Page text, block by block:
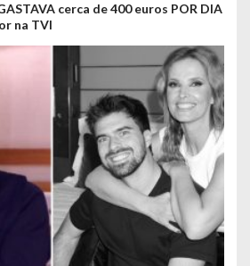
cerca de 400 euros POR DIA
na TVI